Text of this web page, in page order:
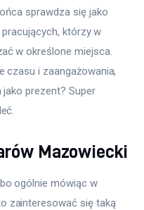
sprawdza się jako
którzy w
w określone miejsca.
czasu i zaangażowania,
prezent? Super
Mazowiecki
ogólnie mówiąc w
zainteresować się taką